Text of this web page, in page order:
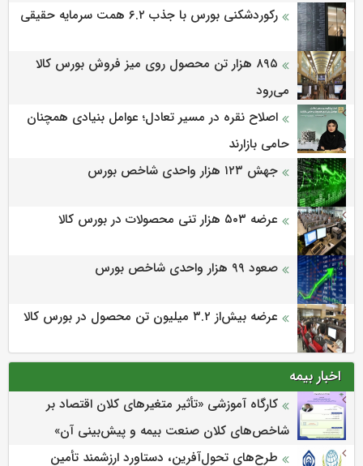
رکوردشکنی بورس با جذب ۶.۲ همت سرمایه حقیقی
۸۹۵ هزار تن محصول روی میز فروش بورس کالا
می‌‌رود
اصلاح نقره در مسیر تعادل؛ عوامل بنیادی همچنان
حامی بازارند
جهش ۱۲۳ هزار واحدی شاخص بورس
عرضه ۵۰۳ هزار تنی محصولات در بورس کالا
صعود ۹۹ هزار واحدی شاخص بورس
عرضه بیش‌از ۳.۲ میلیون تن محصول در بورس کالا
اخبار بیمه
كارگاه آموزشی «تأثیر متغیرهای كلان اقتصاد بر
شاخص‌های كلان صنعت بیمه و پیش‌بینی آن»
طرح‌های تحول‌آفرین، دستاورد ارزشمند تأمین